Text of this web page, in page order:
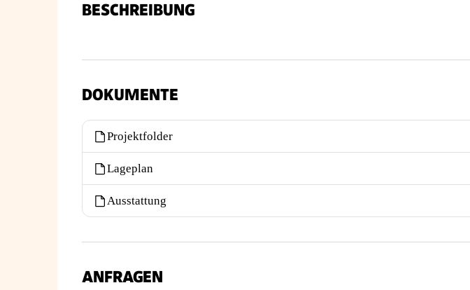
BESCHREIBUNG
DOKUMENTE
Projektfolder
Lageplan
Ausstattung
ANFRAGEN